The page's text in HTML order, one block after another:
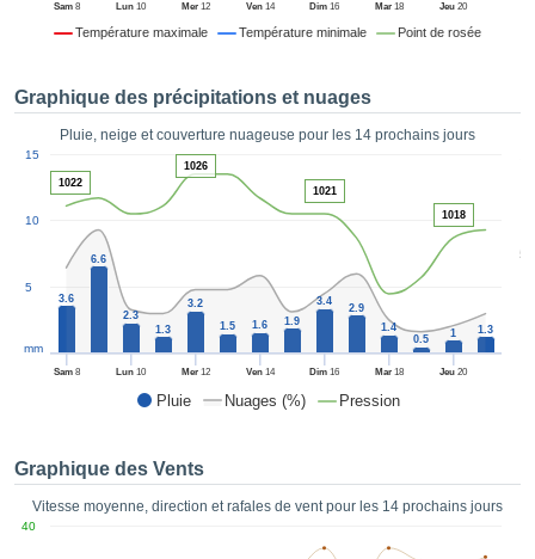
de
des
de très
ACCEPTER
CONTINUER
PARAMÈTRES
Température maximale Température minimale Point de rosée
Sam8 Lun 10 Mer12 Ven14 Dim 16 Mar18 Jeu 20
Graphique des précipitations et nuages
Pluie, neige et couverture nuageuse pour les 14 prochains jours
Pluie Nuages (%) Pression
50
Sam8 Lun 10 Mer12 Ven14 Dim 16 Mar18 Jeu 20
5
10
15
mm
3.6
6.6
2.3
1.3
3.2
1.5
1.6 1.9
3.4
2.9
1.4
0.5
1 1.3
1022
1026
1021
1018
Graphique des Vents
Vitesse moyenne, direction et rafales de vent pour les 14 prochains jours
40